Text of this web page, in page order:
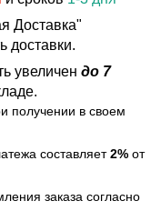
Доставка"
доставки.
увеличен до 7
получении в своем
составляет2% от
заказа согласно